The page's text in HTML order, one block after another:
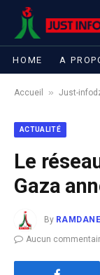
HOME A
Accueil » Just-
ACTUALITÉ
Le
Gaza
By
Aucun